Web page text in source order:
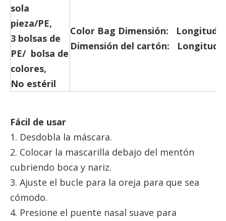
sola
pieza/PE,
3 bolsas de
PE/ bolsa de
colores,
No estéril
Color Bag Dimensión: Longitud
Dimensión del cartón: Longitud
Fácil de usar
1. Desdobla la máscara.
2. Colocar la mascarilla debajo del mentón
cubriendo boca y nariz.
3. Ajuste el bucle para la oreja para que sea
cómodo.
4. Presione el puente nasal suave para